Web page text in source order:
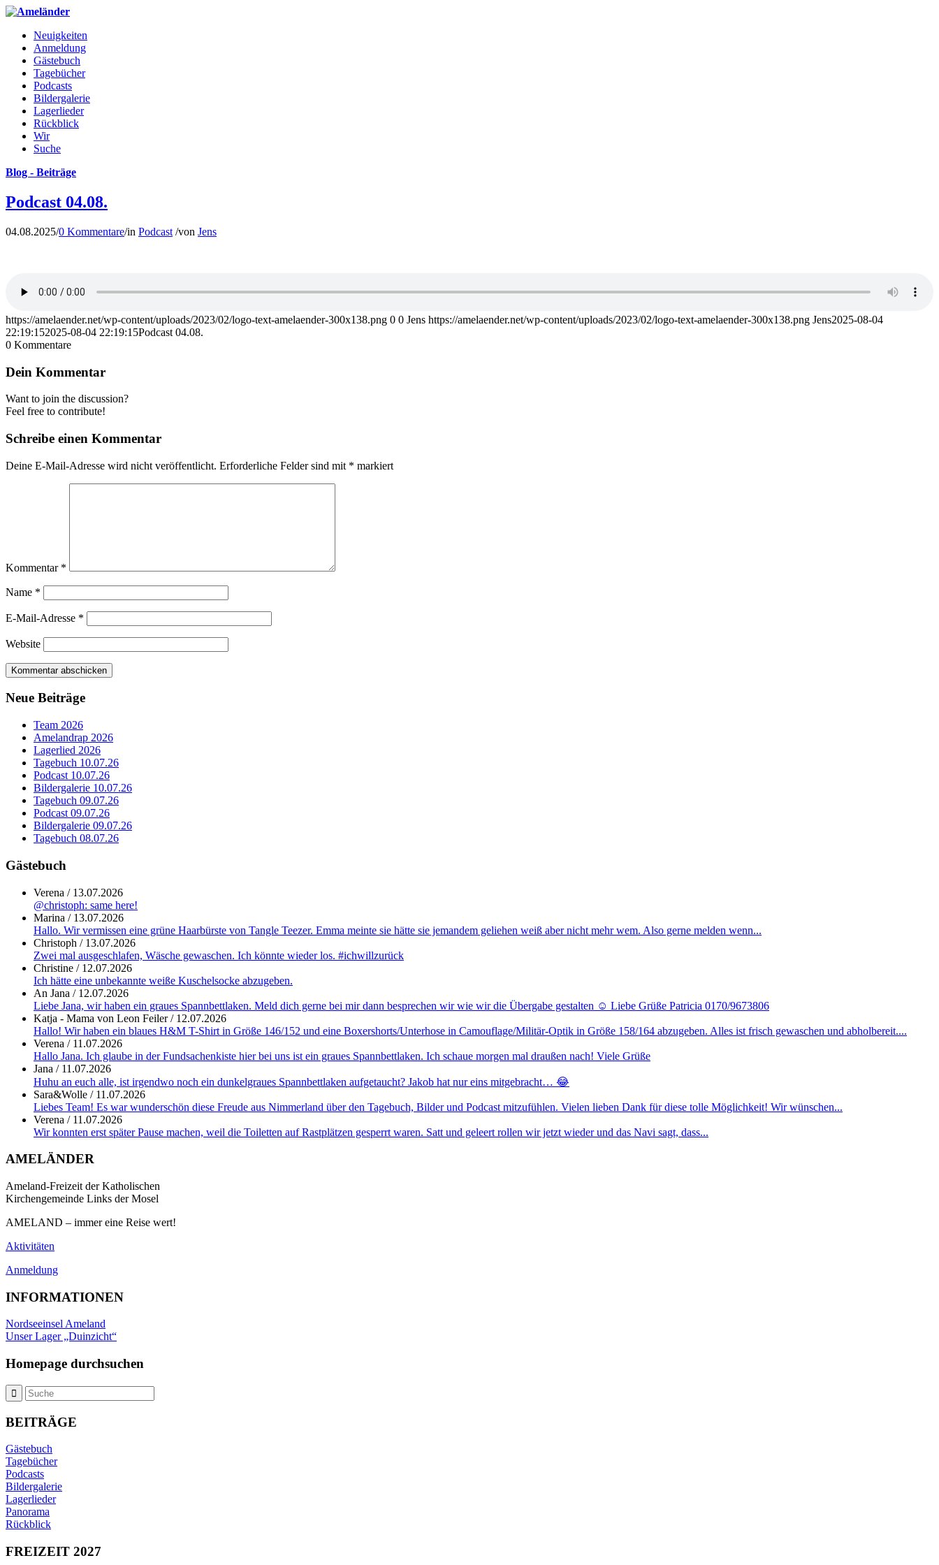
Neuigkeiten
Anmeldung
Gästebuch
Tagebücher
Podcasts
Bildergalerie
Lagerlieder
Rückblick
Wir
Suche
Blog - Beiträge
Podcast 04.08.
04.08.2025/0 Kommentare/in Podcast /von Jens
https://amelaender.net/wp-content/uploads/2023/02/logo-text-amelaender-300x138.png 0 0 Jens https://amelaender.net/wp-content/uploads/2023/02/logo-text-amelaender-300x138.png Jens2025-08-04
22:19:152025-08-04 22:19:15Podcast 04.08.
0 Kommentare
Dein Kommentar
Want to join the discussion?
Feel free to contribute!
Schreibe einen Kommentar
Deine E-Mail-Adresse wird nicht veröffentlicht. Erforderliche Felder sind mit * markiert
Kommentar *
Name *
E-Mail-Adresse *
Website
Neue Beiträge
Team 2026
Amelandrap 2026
Lagerlied 2026
Tagebuch 10.07.26
Podcast 10.07.26
Bildergalerie 10.07.26
Tagebuch 09.07.26
Podcast 09.07.26
Bildergalerie 09.07.26
Tagebuch 08.07.26
Gästebuch
Verena / 13.07.2026
@christoph: same here!
Marina / 13.07.2026
Hallo. Wir vermissen eine grüne Haarbürste von Tangle Teezer. Emma meinte sie hätte sie jemandem geliehen weiß aber nicht mehr wem. Also gerne melden wenn...
Christoph / 13.07.2026
Zwei mal ausgeschlafen, Wäsche gewaschen. Ich könnte wieder los. #ichwillzurück
Christine / 12.07.2026
Ich hätte eine unbekannte weiße Kuschelsocke abzugeben.
An Jana / 12.07.2026
Liebe Jana, wir haben ein graues Spannbettlaken. Meld dich gerne bei mir dann besprechen wir wie wir die Übergabe gestalten ☺️ Liebe Grüße Patricia 0170/9673806
Katja - Mama von Leon Feiler/ 12.07.2026
Hallo! Wir haben ein blaues H&M T-Shirt in Größe 146/152 und eine Boxershorts/Unterhose in Camouflage/Militär-Optik in Größe 158/164 abzugeben. Alles ist frisch gewaschen und abholbereit....
Verena / 11.07.2026
Hallo Jana. Ich glaube in der Fundsachenkiste hier bei uns ist ein graues Spannbettlaken. Ich schaue morgen mal draußen nach! Viele Grüße
Jana / 11.07.2026
Huhu an euch alle, ist irgendwo noch ein dunkelgraues Spannbettlaken aufgetaucht? Jakob hat nur eins mitgebracht… 😂
Sara&Wolle / 11.07.2026
Liebes Team! Es war wunderschön diese Freude aus Nimmerland über den Tagebuch, Bilder und Podcast mitzufühlen. Vielen lieben Dank für diese tolle Möglichkeit! Wir wünschen...
Verena / 11.07.2026
Wir konnten erst später Pause machen, weil die Toiletten auf Rastplätzen gesperrt waren. Satt und geleert rollen wir jetzt wieder und das Navi sagt, dass...
AMELÄNDER
Ameland-Freizeit der Katholischen
Kirchengemeinde Links der Mosel
AMELAND – immer eine Reise wert!
Aktivitäten
Anmeldung
INFORMATIONEN
Nordseeinsel Ameland
Unser Lager „Duinzicht“
Homepage durchsuchen
BEITRÄGE
Gästebuch
Tagebücher
Podcasts
Bildergalerie
Lagerlieder
Panorama
Rückblick
FREIZEIT 2027